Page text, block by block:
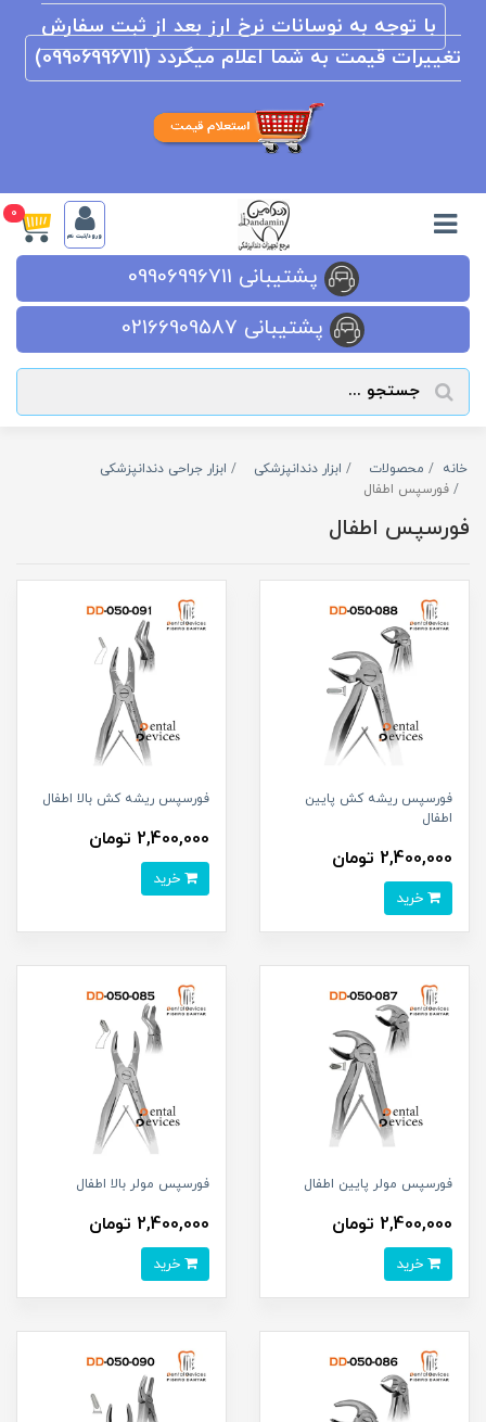
با توجه به نوسانات نرخ ارز بعد از ثبت سفارش
تغییرات قیمت به شما اعلام میگردد (09906996711)
ورود/ثبت نام
0
پشتیبانی 09906996711
پشتیبانی 02166909587
خانه محصولات ابزار دندانپزشکی
ابزار جراحی دندانپزشکی
فورسپس اطفال
فورسپس اطفال
فورسپس ریشه کش پایین
اطفال
2,400,000 تومان
فورسپس ریشه کش بالا اطفال
2,400,000 تومان
فورسپس مولر پایین اطفال
2,400,000 تومان
فورسپس مولر بالا اطفال
2,400,000 تومان